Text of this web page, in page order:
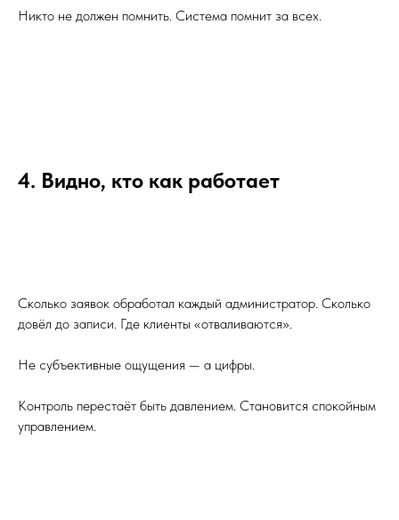
Никто не должен помнить. Система помнит за всех.
4. Видно, кто как работает
Сколько заявок обработал каждый администратор. Сколько
довёл до записи. Где клиенты «отваливаются».
Не субъективные ощущения — а цифры.
Контроль перестаёт быть давлением. Становится спокойным
управлением.